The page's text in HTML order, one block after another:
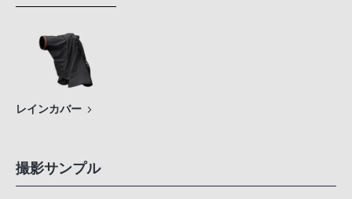
レインカバー
撮影サンプル